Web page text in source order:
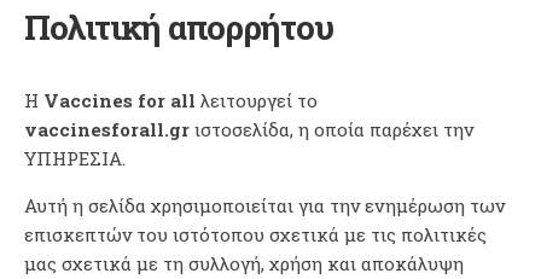
Πολιτική απορρήτου
Η Vaccines for all λειτουργεί το
vaccinesforall.gr ιστοσελίδα, η οποία παρέχει την
ΥΠΗΡΕΣΙΑ.
Αυτή η σελίδα χρησιμοποιείται για την ενημέρωση των
επισκεπτών του ιστότοπου σχετικά με τις πολιτικές
μας σχετικά με τη συλλογή, χρήση και αποκάλυψη